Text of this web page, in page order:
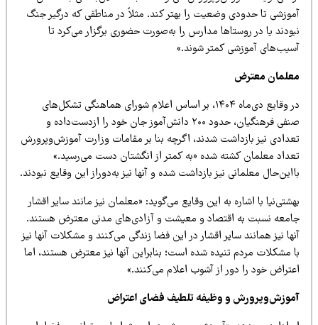
تا حدودی وضعیت را بهتر کند. مثلاً در مناطقی که درگیر جنگ
یا در روستاها مدارس را به‌صورت حضوری برگزار می‌کرد تا
آموزشی کمتر شوند.»
معترض
در وقایع دی‌ماه ۱۴۰۴، بر اساس اعلام شورای هماهنگی تشکل‌های
صنفی فرهنگیان، حدود ۲۰۰ دانش‌آموز جان خود را ازدست‌داده و
نیز بازداشت شدند، اگرچه بنا بر مقامات وزارت آموزش‌وپرورش
معلمان کشته شده «به کمتر از انگشتان دست می‌رسید.»
معلمانی نیز بازداشت شده و آنها نیز به‌دوراز این وقایع نبودند.
با اشاره به این وقایع می‌گوید: «معلمان نیز مانند سایر اقشار
نسبت به اقتصاد و معیشت و آزادی‌های مدنی معترض هستند.
نیز همانند سایر اقشار در این فضا زندگی می‌کنند و مشکلات آنها نیز
مشکلات مردم تنیده شده است؛ بنابراین آنها نیز معترض هستند، اما
خود را دور از آشوب اعلام می‌کنند.»
و وظیفه تلطیف فضای اعتراض